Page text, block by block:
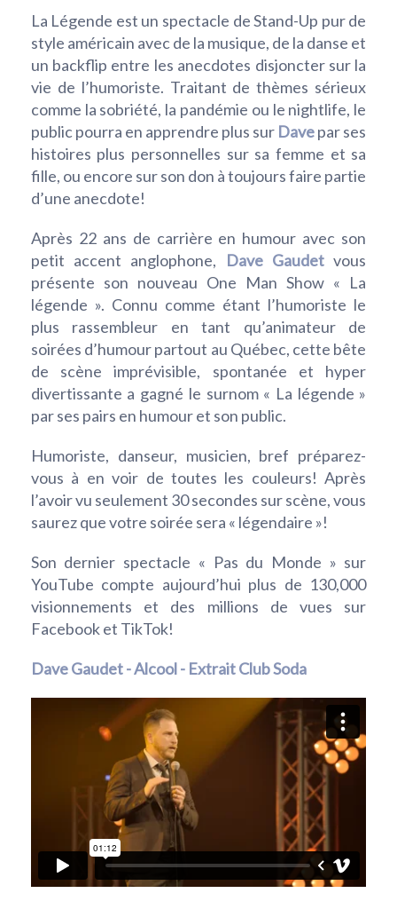
La Légende est un spectacle de Stand-Up pur de
style américain avec de la musique, de la danse et
un backflip entre les anecdotes disjoncter sur la
vie de l’humoriste. Traitant de thèmes sérieux
comme la sobriété, la pandémie ou le nightlife, le
public pourra en apprendre plus sur Davepar ses
histoires plus personnelles sur sa femme et sa
fille, ou encore sur son don à toujours faire partie
d’une anecdote!
Après 22 ans de carrière en humour avec son
petit accent anglophone,
Dave Gaudetvous
présente son nouveau One Man Show « La
légende ». Connu comme étant l’humoriste le
plus rassembleur en tant qu’animateur de
soirées d’humour partout au Québec, cette bête
de scène imprévisible, spontanée et hyper
divertissante a gagné le surnom « La légende »
par ses pairs en humour et son public.
Humoriste, danseur, musicien, bref préparez-
vous à en voir de toutes les couleurs! Après
l’avoir vu seulement 30 secondes sur scène, vous
saurez que votre soirée sera « légendaire »!
Son dernier spectacle « Pas du Monde » sur
YouTube compte aujourd’hui plus de 130,000
visionnements et des millions de vues sur
Facebook et TikTok!
Dave Gaudet - Alcool - Extrait Club Soda